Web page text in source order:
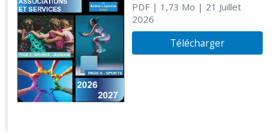
PDF| 1,73 Mo | 21 Juillet
2026
Télécharger